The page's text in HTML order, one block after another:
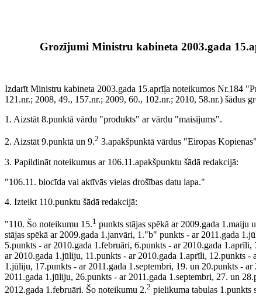
Grozījumi Ministru kabineta 2003.gada
Izdarīt Ministru kabineta 2003.gada 15.aprīļa noteikumos Nr.184
121.nr.; 2008, 49., 157.nr.; 2009, 60., 102.nr.; 2010, 58.nr.) šādus
1. Aizstāt 8.punktā vārdu "produkts" ar vārdu "maisījums".
2. Aizstāt 9.punktā un 9.2 3.apakšpunktā vārdus "Eiropas
3. Papildināt noteikumus ar 106.11.apakšpunktu šādā redakcijā:
"106.11. biocīda vai aktīvās vielas drošības datu lapa."
4. Izteikt 110.punktu šādā redakcijā:
"110. Šo noteikumu 15.1 punkts stājas spēkā ar 2009.gada 1.maiju
stājas spēkā ar 2009.gada 1.janvāri, 1."b" punkts - ar 2011.gada
5.punkts - ar 2010.gada 1.februāri, 6.punkts - ar 2010.gada
ar 2010.gada 1.jūliju, 11.punkts - ar 2010.gada 1.aprīli, 12.punkts
1.jūliju, 17.punkts - ar 2011.gada 1.septembri, 19. un 20.punkts -
2011.gada 1.jūliju, 26.punkts - ar 2011.gada 1.septembri, 27. un
2012.gada 1.februāri. Šo noteikumu 2.2 pielikuma tabulas 1.punkts